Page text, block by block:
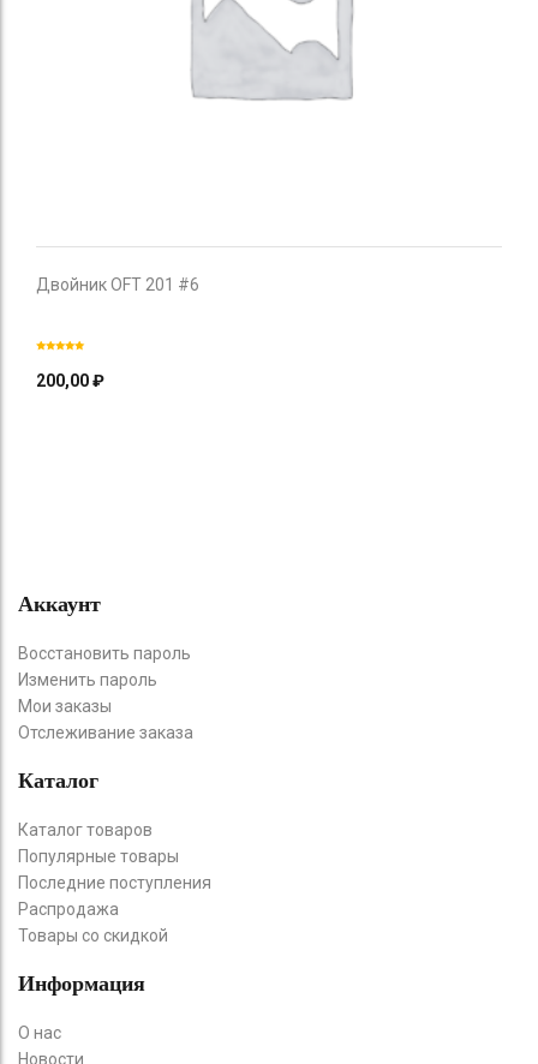
Двойник OFT 201 #6
200,00₽
Аккаунт
Восстановить пароль
Изменить пароль
Мои заказы
Отслеживание заказа
Каталог
Каталог товаров
Популярные товары
Последние поступления
Распродажа
Товары со скидкой
Информация
О нас
Новости